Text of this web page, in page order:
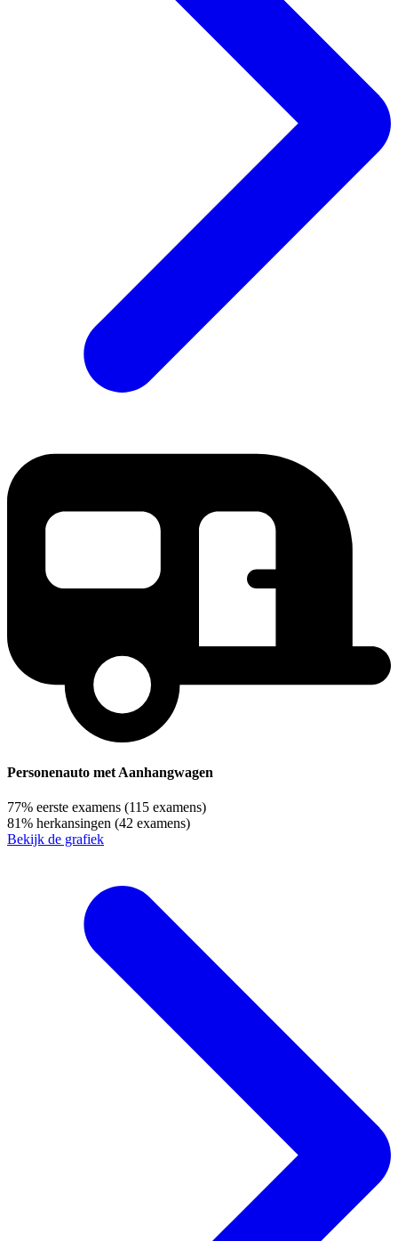
Personenauto met Aanhangwagen
77% eerste examens (115 examens)
81% herkansingen (42 examens)
Bekijk de grafiek